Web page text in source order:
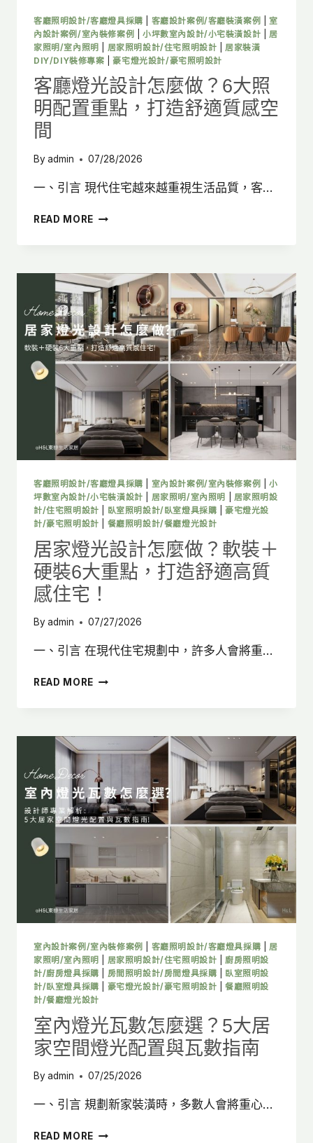
3
大
裝
潢
翻
車
案
客廳照明設計/客廳燈具採購 客廳設計案例/客廳裝潢案例 |室
內設計案例/室內裝修案例
小坪數室內設計/小宅裝潢設計
居
家照明/室內照明
居家照明設計/住宅照明設計
居家裝潢
DIY/DIY裝修專案 |豪宅燈光設計/豪宅照明設計
客廳燈光設計怎麼做？6大照
明配置重點，打造舒適質感空
間
Byadmin 07/28/2026
一、引言 現代住宅越來越重視生活品質，客…
READ MORE
設
計
怎
麼
做？
6
大
明
配
置
重
點，
造
舒
適
質
感
空
間
客廳照明設計/客廳燈具採購 室內設計案例/室內裝修案例 |小
坪數室內設計/小宅裝潢設計
居家照明/室內照明
居家照明設
計/住宅照明設計
臥室照明設計/臥室燈具採購 |豪宅燈光設
計/豪宅照明設計
餐廳照明設計/餐廳燈光設計
居家燈光設計怎麼做？軟裝＋
硬裝6大重點，打造舒適高質
感住宅！
Byadmin 07/27/2026
一、引言 在現代住宅規劃中，許多人會將重…
READ MORE
設
計
麼
做？
軟
裝
＋
硬
裝
6
打
造
舒
適
高
質
感
住
室內設計案例/室內裝修案例 客廳照明設計/客廳燈具採購
居
家照明/室內照明
居家照明設計/住宅照明設計
廚房照明設
計/廚房燈具採購
房間照明設計/房間燈具採購
臥室照明設
計/臥室燈具採購
豪宅燈光設計/豪宅照明設計 |餐廳照明設
計/餐廳燈光設計
室內燈光瓦數怎麼選？5大居
家空間燈光配置與瓦數指南
Byadmin 07/25/2026
一、引言 規劃新家裝潢時，多數人會將重心…
READ MORE 室